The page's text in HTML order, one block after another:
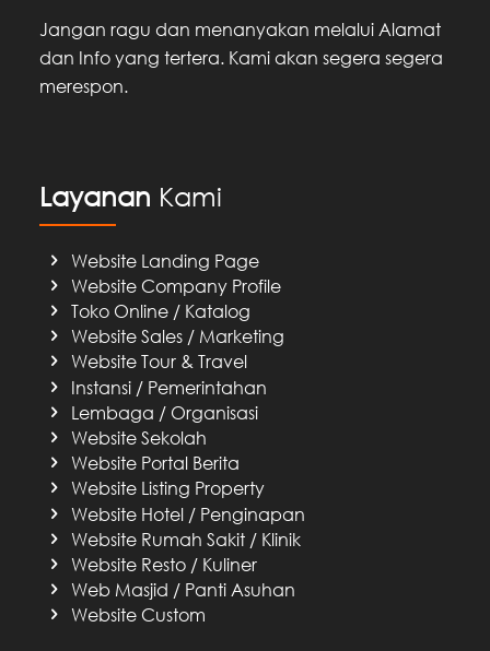
Jangan ragu dan menanyakan melalui Alamat
dan Info yang tertera. Kami akan segera segera
merespon.
Layanan Kami
Website Landing Page
Website Company Profile
Toko Online / Katalog
Website Sales / Marketing
Website Tour & Travel
Instansi / Pemerintahan
Lembaga / Organisasi
Website Sekolah
Website Portal Berita
Website Listing Property
Website Hotel / Penginapan
Website Rumah Sakit / Klinik
Website Resto / Kuliner
Web Masjid / Panti Asuhan
Website Custom